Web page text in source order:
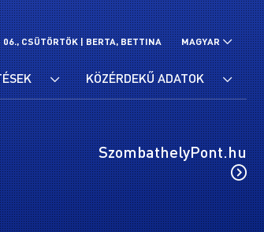
06., CSÜTÖRTÖK |BERTA, BETTINA MAGYAR
KÖZÉRDEKŰ ADATOK
SzombathelyPont.hu